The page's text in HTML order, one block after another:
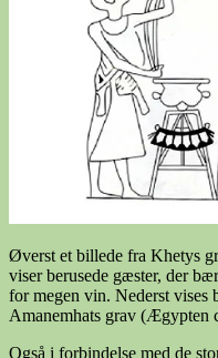
Øverst et billede fra Khetys
viser berusede gæster, der
for megen vin. Nederst vises
Amanemhats grav (Ægypten
Også i forbindelse med de